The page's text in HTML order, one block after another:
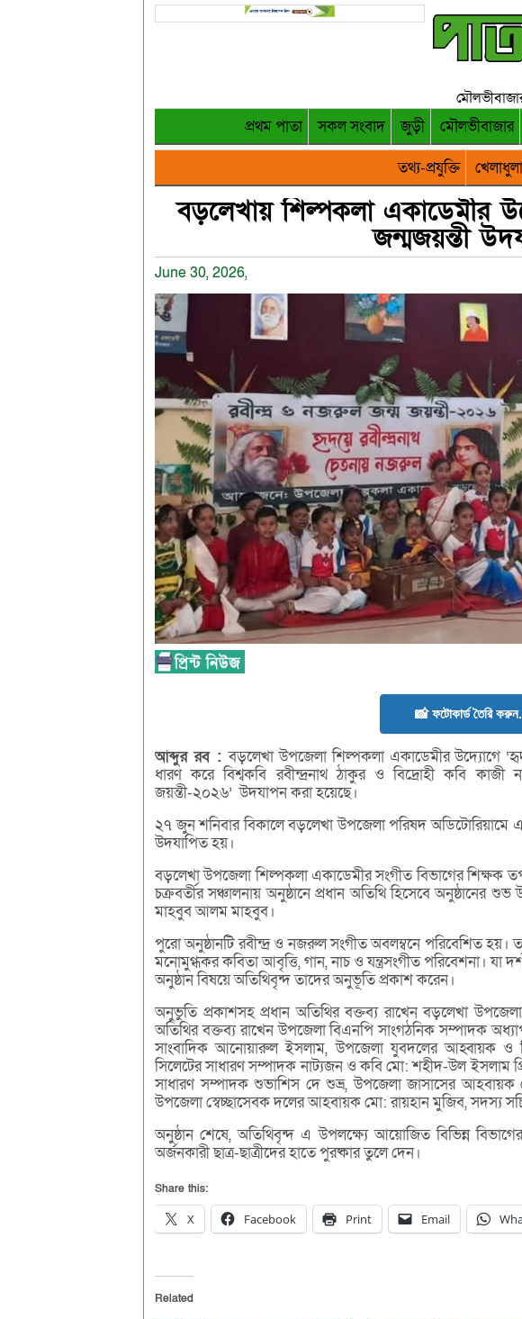
প্রথম পাতা সকল সংবাদ জুড়ী মৌলভীবাজার
তথ্য-প্রযুক্তি
খেলাধুলা
বড়লেখায় শিল্পকলা একাডেমীর
জন্মজয়ন্তী
June 30, 2026,
📸 ফটোকার্ড তৈরি
আব্দুররব :বড়লেখা উপজেলা শিল্পকলা একাডেমীর উদ্যোগে
ধারণ করে বিশ্বকবি রবীন্দ্রনাথ ঠাকুর ও বিদ্রোহী কবি
জয়ন্তী-২০২৬’ উদযাপন করা হয়েছে।
২৭ জুন শনিবার বিকালে বড়লেখা উপজেলা পরিষদ
উদযাপিত হয়।
বড়লেখা উপজেলা শিল্পকলা একাডেমীর সংগীত বিভাগের শিক্ষক
চক্রবর্তীর সঞ্চালনায় অনুষ্ঠানে প্রধান অতিথি হিসেবে অনুষ্ঠানের
মাহবুব আলম মাহবুব।
পুরো অনুষ্ঠানটি রবীন্দ্র ও নজরুল সংগীত অবলম্বনে পরিবেশিত হয়।
মনোমুগ্ধকর কবিতা আবৃত্তি, গান, নাচ ও যন্ত্রসংগীত পরিবেশনা।
অনুষ্ঠান বিষয়ে অতিথিবৃন্দ তাদের অনুভূতি প্রকাশ করেন।
অনুভুতি প্রকাশসহ প্রধান অতিথির বক্তব্য রাখেন বড়লেখা
অতিথির বক্তব্য রাখেন উপজেলা বিএনপি সাংগঠনিক সম্পাদক
সাংবাদিক আনোয়ারুল ইসলাম, উপজেলা যুবদলের আহ্বায়ক ও
সিলেটের সাধারণ সম্পাদক নাট্যজন ও কবি মো: শহীদ-উল ইসলাম
সাধারণ সম্পাদক শুভাশিস দে শুভ্র, উপজেলা জাসাসের
উপজেলা স্বেচ্ছাসেবক দলের আহবায়ক মো: রায়হান মুজিব, সদস্য
অনুষ্ঠান শেষে, অতিথিবৃন্দ এ উপলক্ষ্যে আয়োজিত বিভিন্ন
অর্জনকারী ছাত্র-ছাত্রীদের হাতে পুরষ্কার তুলে দেন।
Share this:
X Facebook Print Email
Related